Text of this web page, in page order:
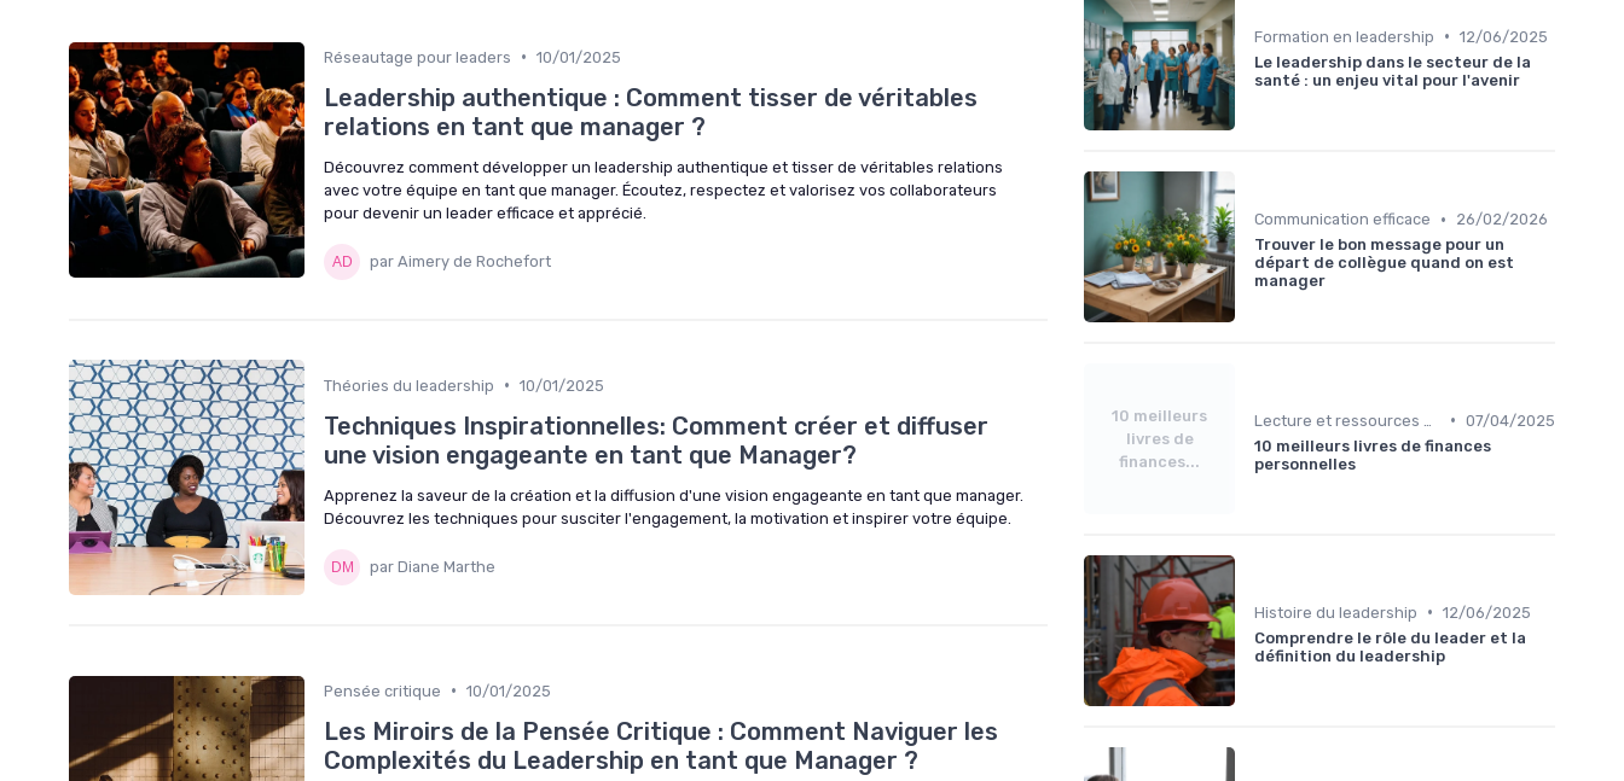
Réseautage pour leaders • 10/01/2025
Leadership authentique : Comment tisser de véritables
relations en tant que manager ?
Découvrez comment développer un leadership authentique et tisser de véritables relations
avec votre équipe en tant que manager. Écoutez, respectez et valorisez vos collaborateurs
pour devenir un leader efficace et apprécié.
par Aimery de Rochefort
Théories du leadership • 10/01/2025
Techniques Inspirationnelles: Comment créer et diffuser
une vision engageante en tant que Manager?
Apprenez la saveur de la création et la diffusion d'une vision engageante en tant que manager.
Découvrez les techniques pour susciter l'engagement, la motivation et inspirer votre équipe.
par Diane Marthe
Pensée critique • 10/01/2025
Les Miroirs de la Pensée Critique : Comment Naviguer les
Complexités du Leadership en tant que Manager ?
Formation en leadership • 12/06/2025
Le leadership dans le secteur de la
santé : un enjeu vital pour l'avenir
Communication efficace •
26/02/2026
Trouver le bon message pour un
départ de collègue quand on est
manager
10 meilleurs
livres de
finances...
• 07/04/2025
10 meilleurs livres de finances
personnelles
Histoire du leadership • 12/06/2025
Comprendre le rôle du leader et la
définition du leadership